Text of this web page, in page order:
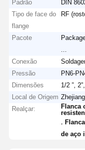
Padrão
DIN
Tipo de face do
flange
RF
Pacote
Conexão
Pressão
PN6-
Dimensões
1/2 ”,
Local de Origem Zhejiang
Realçar:
Flanca
,
de aço